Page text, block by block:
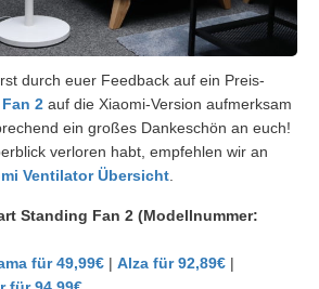
durch euer Feedback auf ein Preis-
2 auf die Xiaomi-Version aufmerksam
ein großes Dankeschön an euch!
verloren habt, empfehlen wir an
Ventilator Übersicht.
Standing Fan 2 (Modellnummer:
für 49,99€ | Alza für 92,89€ |